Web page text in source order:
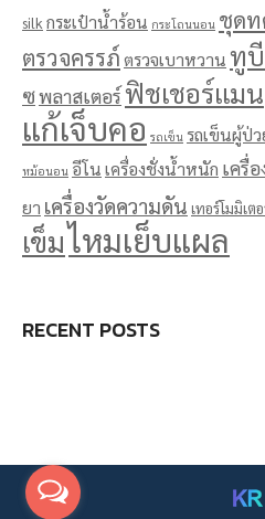
silk กระเป๋าน้ำร้อน กระโถนนอน ชุดท
ตรวจครรภ์ตรวจเบาหวาน ทู
ซพลาสเตอร์ฟิชเชอร์แมน
แก้เจ็บคอ รถเข็น รถเข็นผู้ป่
หม้อนอน อีโนเครื่องชั่งน้ำหนัก เครื่
ยา เครื่องวัดความดัน เทอร์โมมิเต
เข็มไหมเย็บแผล
RECENT POSTS